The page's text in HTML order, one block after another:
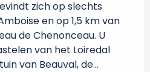
zich op slechts
en op 1,5 km van
de Chenonceau. U
van het Loiredal
van Beauval, de...